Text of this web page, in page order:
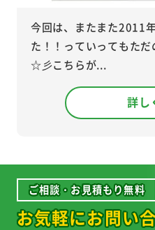
今回は、またまた2011
た！！っていってもた
☆彡こちらが...
詳し
ご相談・お見積もり無料
お気軽にお問い